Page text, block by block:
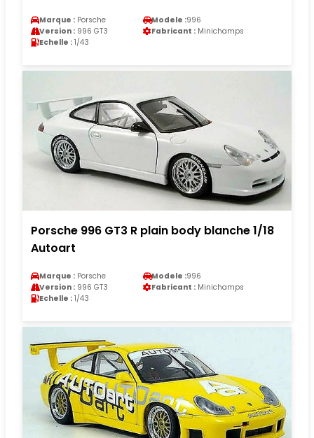
Marque : Porsche Modele :996
Version : 996 GT3 Fabricant : Minichamps
Echelle : 1/43
Porsche 996 GT3 R plain body blanche 1/18
Autoart
Marque : Porsche Modele :996
Version : 996 GT3 Fabricant : Minichamps
Echelle : 1/43